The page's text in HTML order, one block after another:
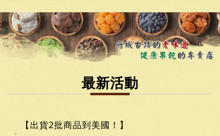
最新活動
【出貨2批商品到美國！】